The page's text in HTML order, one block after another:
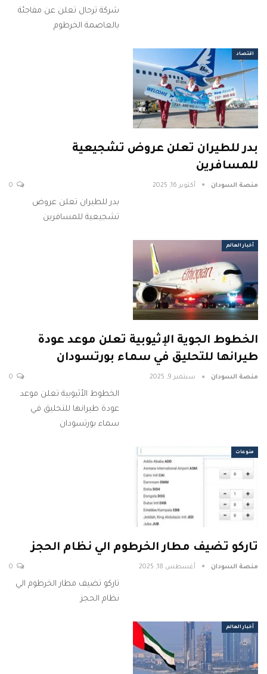
شركة ترحال تعلن عن مفاجئة
بالعاصمة الخرطوم
اقتصاد
بدر للطيران تعلن عروض تشجيعية
للمسافرين
منصة السودان أكتوبر 16, 2025
بدر للطيران تعلن عروض
تشجيعية للمسافرين
أخبار العالم
الخطوط الجوية الإثيوبية تعلن موعد عودة
طيرانها للتحليق في سماء بورتسودان
منصة السودان سبتمبر 9, 2025
الخطوط الأثيوبية تعلن موعد
عودة طيرانها للتحليق في
سماء بورتسودان
منوعات
تاركو تضيف مطار الخرطوم الي نظام الحجز
منصة السودان أغسطس 18, 2025
تاركو تضيف مطار الخرطوم الي
نظام الحجز
أخبار العالم